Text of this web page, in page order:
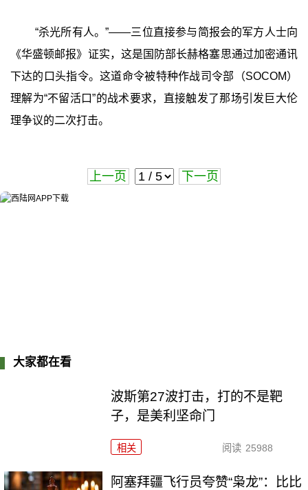
“杀光所有人。”——三位直接参与简报会的军方人士向
《华盛顿邮报》证实，这是国防部长赫格塞思通过加密通讯
下达的口头指令。这道命令被特种作战司令部（SOCOM）
理解为“不留活口”的战术要求，直接触发了那场引发巨大伦
理争议的二次打击。
上一页 下一页
大家都在看
波斯第27波打击，打的不是靶
子，是美利坚命门
相关 阅读 25988
阿塞拜疆飞行员夸赞“枭龙”：比比